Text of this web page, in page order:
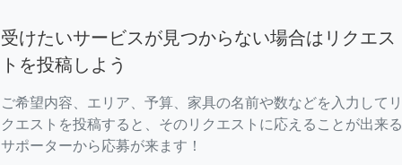
受けたいサービスが見つからない場合はリクエス
トを投稿しよう
ご希望内容、エリア、予算、家具の名前や数などを入力してリ
クエストを投稿すると、そのリクエストに応えることが出来る
サポーターから応募が来ます！